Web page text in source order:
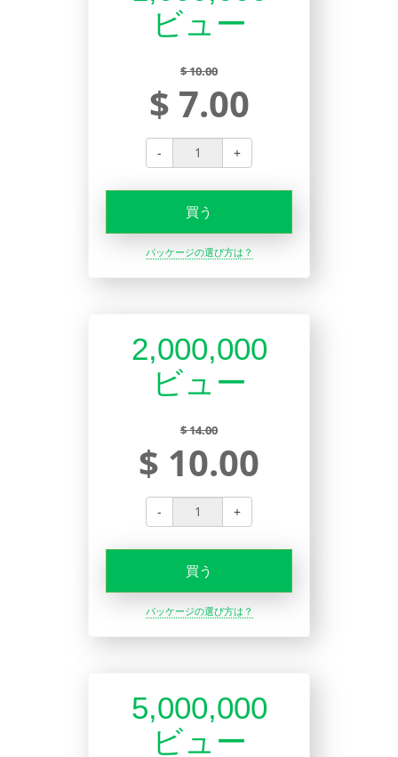
ビュー
$ 10.00
$ 7.00
- +
買う
パッケージの選び方は？
2,000,000
ビュー
$ 14.00
$ 10.00
- +
買う
パッケージの選び方は？
5,000,000
ビュー